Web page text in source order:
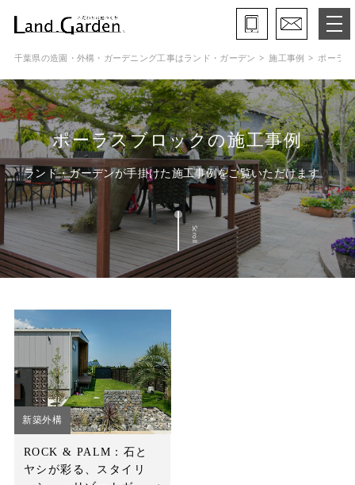
ランド・ガーデンとは
モデルガーデン
施工事例
保証と約束・ご理解いただきたい事
施工の流れ
よくある質問
会社概要
店舗案内
スタッフ紹介
プライバシーポリシー
サイトマップ
千葉県の造園・外構・ガーデニング工事はランド・ガーデン 施工事例 ポーラ
ポーラスブロックの施工事例
ランド・ガーデンが手掛けた施工事例をご覧いただけます
Scroll
新築外構
ROCK & PALM：石と
ヤシが彩る、スタイリ